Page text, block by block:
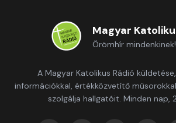
Magyar
Örömhír mindenkinek!
A Magyar Katolikus Rádió
információkkal, értékközvetítő
szolgálja hallgatóit. Minden nap,